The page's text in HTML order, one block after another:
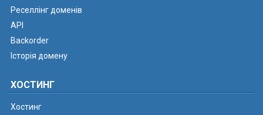
Реселлінг доменів
API
Backorder
Історія домену
ХОСТИНГ
Хостинг